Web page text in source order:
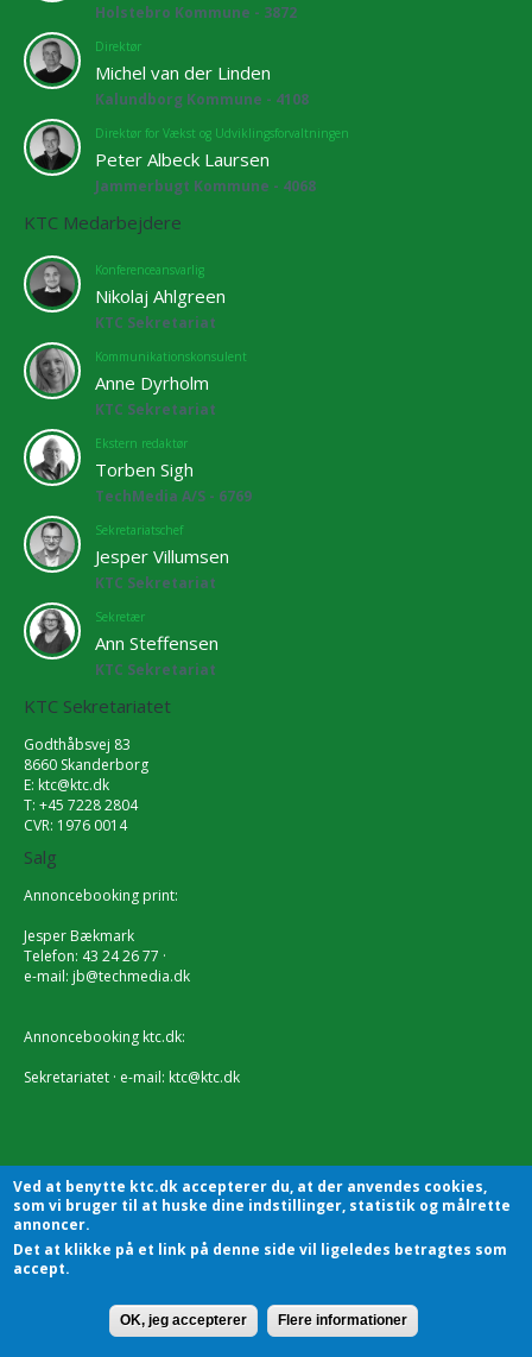
Holstebro Kommune - 3872
Direktør
Michel van der Linden
Kalundborg Kommune - 4108
Direktør for Vækst og Udviklingsforvaltningen
Peter Albeck Laursen
Jammerbugt Kommune - 4068
KTC Medarbejdere
Konferenceansvarlig
Nikolaj Ahlgreen
KTC Sekretariat
Kommunikationskonsulent
Anne Dyrholm
KTC Sekretariat
Ekstern redaktør
Torben Sigh
TechMedia A/S - 6769
Sekretariatschef
Jesper Villumsen
KTC Sekretariat
Sekretær
Ann Steffensen
KTC Sekretariat
KTC Sekretariatet
Godthåbsvej 83
8660 Skanderborg
E: ktc@ktc.dk
T: +45 7228 2804
CVR: 1976 0014
Salg
Annoncebooking print:
Jesper Bækmark
Telefon: 43 24 26 77 ·
e-mail: jb@techmedia.dk
Annoncebooking ktc.dk:
Sekretariatet · e-mail: ktc@ktc.dk
Ved at benytte ktc.dk accepterer du, at der anvendes cookies,
som vi bruger til at huske dine indstillinger, statistik og målrette
annoncer.
Det at klikke på et link på denne side vil ligeledes betragtes som
accept.
OK, jeg accepterer Flere informationer